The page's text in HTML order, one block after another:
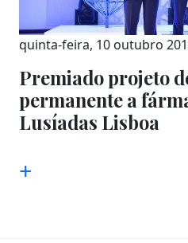
quinta-feira, 10 outubro
Premiado projeto
permanente a
Lusíadas Lisboa
+